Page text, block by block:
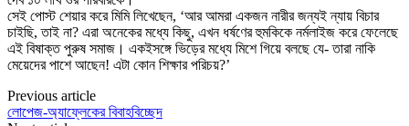
সেই পোস্ট শেয়ার করে মিমি লিখেছেন, ‘আর আমরা একজন নারীর জন্যই ন্যায় বিচার
চাইছি, তাই না? এরা অনেকের মধ্যে কিছু, এখন ধর্ষণের হুমকিকে নর্মলাইজ করে ফেলেছে
এই বিষাক্ত পুরুষ সমাজ। একইসঙ্গে ভিড়ের মধ্যে মিশে গিয়ে বলছে যে- তারা নাকি
মেয়েদের পাশে আছেন! এটা কোন শিক্ষার পরিচয়?’
Previous article
লোপেজ-অ্যাফ্লেকের বিবাহবিচ্ছেদ